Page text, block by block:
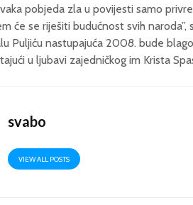
pobjeda zla u povijesti samo
će se riješiti budućnost svih naroda”,
Puljiću nastupajuća 2008. bude
u ljubavi zajedničkog im Krista
svabo
VIEW ALL POSTS